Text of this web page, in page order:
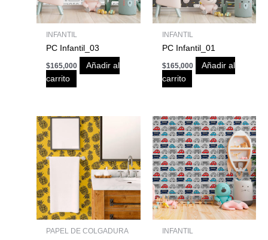
INFANTIL
PC Infantil_03
$165,000
Añadir al
carrito
INFANTIL
PC Infantil_01
$165,000
Añadir al
carrito
PAPEL DE COLGADURA INFANTIL